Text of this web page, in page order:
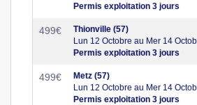
Permis exploitation 3 jours
499€
Thionville (57)
Lun 12 Octobre au Mer 14
Permis exploitation 3 jours
499€
Metz (57)
Lun 12 Octobre au Mer 14
Permis exploitation 3 jours